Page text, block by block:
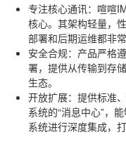
专注核心通讯：喧喧
核心。其架构轻量，
部署和后期运维都非
安全合规：产品严格
署，提供从传输到存
生态。
开放扩展：提供标准
系统的“消息中心”，
系统进行深度集成，